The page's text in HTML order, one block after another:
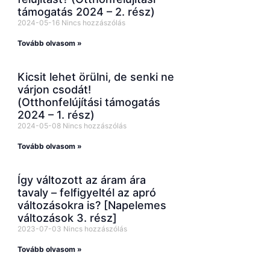
támogatás 2024 – 2. rész)
2024-05-16 Nincs hozzászólás
Tovább olvasom »
Kicsit lehet örülni, de senki ne
várjon csodát!
(Otthonfelújítási támogatás
2024 – 1. rész)
2024-05-08 Nincs hozzászólás
Tovább olvasom »
Így változott az áram ára
tavaly – felfigyeltél az apró
változásokra is? [Napelemes
változások 3. rész]
2023-07-03 Nincs hozzászólás
Tovább olvasom »